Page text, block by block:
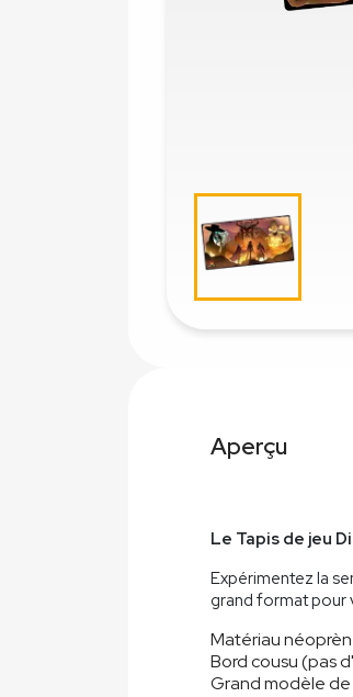
Aperçu
Le Tapis de jeu
Expérimentez la
grand format pour
Matériau
Bord cousu (pas
Grand modèle de